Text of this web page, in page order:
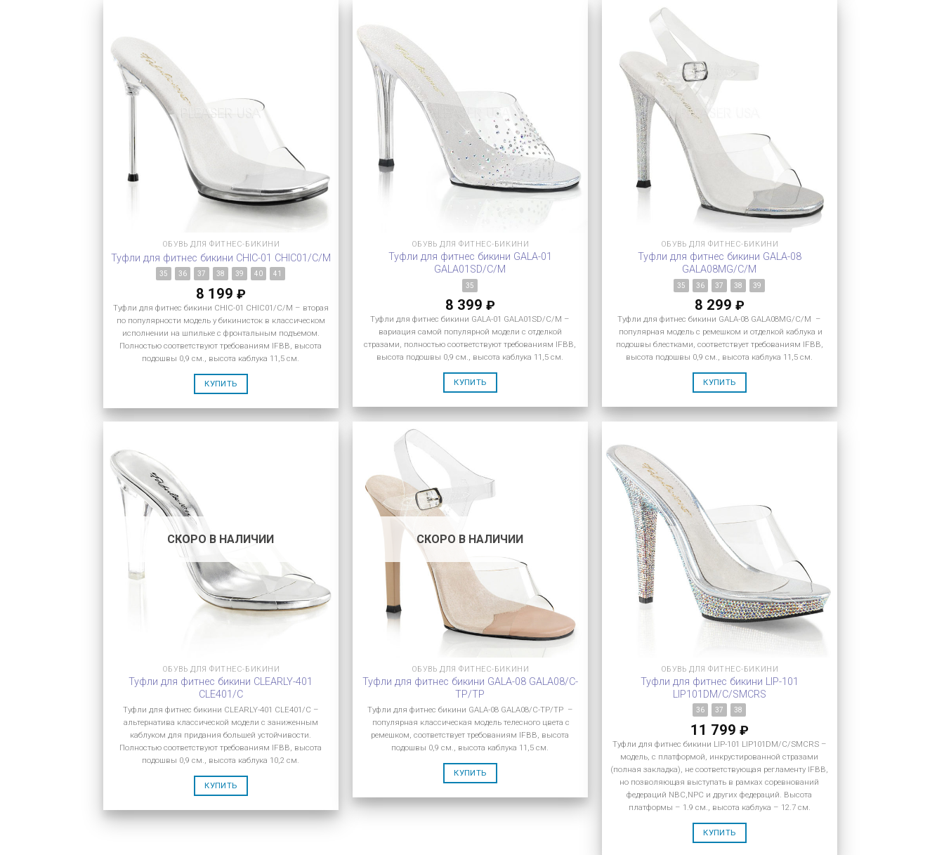
ОБУВЬ ДЛЯ ФИТНЕС-БИКИНИ
Туфли для фитнес бикини CHIC-01 CHIC01/C/M
35 36 37 38 39 40 41
8 199 ₽
Туфли для фитнес бикини CHIC-01 CHIC01/C/M – вторая
по популярности модель у бикинисток в классическом
исполнении на шпильке с фронтальным подъемом.
Полностью соответствуют требованиям IFBB, высота
подошвы 0,9 см., высота каблука 11,5 см.
КУПИТЬ
ОБУВЬ ДЛЯ ФИТНЕС-БИКИНИ
Туфли для фитнес бикини GALA-01
GALA01SD/C/M
35
8 399 ₽
Туфли для фитнес бикини GALA-01 GALA01SD/C/M –
вариация самой популярной модели с отделкой
стразами, полностью соответствуют требованиям IFBB,
высота подошвы 0,9 см., высота каблука 11,5 см.
КУПИТЬ
ОБУВЬ ДЛЯ ФИТНЕС-БИКИНИ
Туфли для фитнес бикини GALA-08
GALA08MG/C/M
35 36 37 38 39
8 299 ₽
Туфли для фитнес бикини GALA-08 GALA08MG/C/M –
популярная модель с ремешком и отделкой каблука и
подошвы блестками, соответствует требованиям IFBB,
высота подошвы 0,9 см., высота каблука 11,5 см.
КУПИТЬ
СКОРО В НАЛИЧИИ
ОБУВЬ ДЛЯ ФИТНЕС-БИКИНИ
Туфли для фитнес бикини CLEARLY-401
CLE401/C
Туфли для фитнес бикини CLEARLY-401 CLE401/C –
альтернатива классической модели с заниженным
каблуком для придания большей устойчивости.
Полностью соответствуют требованиям IFBB, высота
подошвы 0,9 см., высота каблука 10,2 см.
КУПИТЬ
СКОРО В НАЛИЧИИ
ОБУВЬ ДЛЯ ФИТНЕС-БИКИНИ
Туфли для фитнес бикини GALA-08 GALA08/C-
TP/TP
Туфли для фитнес бикини GALA-08 GALA08/C-TP/TP –
популярная классическая модель телесного цвета с
ремешком, соответствует требованиям IFBB, высота
подошвы 0,9 см., высота каблука 11,5 см.
КУПИТЬ
ОБУВЬ ДЛЯ ФИТНЕС-БИКИНИ
Туфли для фитнес бикини LIP-101
LIP101DM/C/SMCRS
36 37 38
11 799 ₽
Туфли для фитнес бикини LIP-101 LIP101DM/C/SMCRS –
модель, с платформой, инкрустированной стразами
(полная закладка), не соответствующая регламенту IFBB,
но позволяющая выступать в рамках соревнований
федераций NBC,NPC и других федераций. Высота
платформы – 1.9 см., высота каблука – 12.7 см.
КУПИТЬ